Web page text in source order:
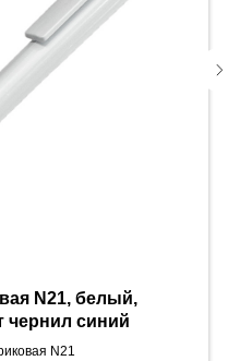
N21, белый,
чернил синий
N21